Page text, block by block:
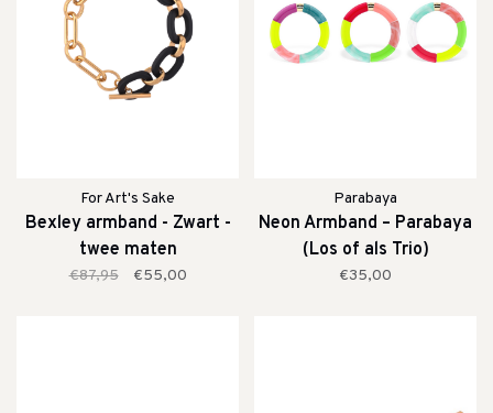
For Art's Sake
Bexley armband - Zwart -
twee maten
€87,95 €55,00
Parabaya
Neon Armband – Parabaya
(Los of als Trio)
€35,00